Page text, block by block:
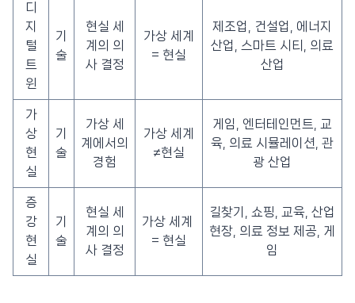
디
지
털
트
윈
기
술
현실 세
계의 의
사 결정
가상 세계
= 현실
제조업, 건설업, 에너지
산업, 스마트 시티, 의료
산업
가
상
현
실
기
술
가상 세
계에서의
경험
가상 세계
≠현실
게임, 엔터테인먼트, 교
육, 의료 시뮬레이션, 관
광 산업
증
강
현
실
기
술
현실 세
계의 의
사 결정
가상 세계
= 현실
길찾기, 쇼핑, 교육, 산업
현장, 의료 정보 제공, 게
임